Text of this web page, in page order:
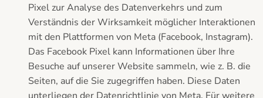
Pixel zur Analyse des Datenverkehrs und zum
Verständnis der Wirksamkeit möglicher Interaktionen
mit den Plattformen von Meta (Facebook, Instagram).
Das Facebook Pixel kann Informationen über Ihre
Besuche auf unserer Website sammeln, wie z. B. die
Seiten, auf die Sie zugegriffen haben. Diese Daten